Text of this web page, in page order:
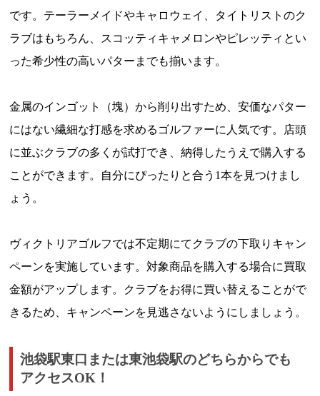
です。テーラーメイドやキャロウェイ、タイトリストのク
ラブはもちろん、スコッティキャメロンやピレッティとい
った希少性の高いパターまでも揃います。
金属のインゴット（塊）から削り出すため、安価なパター
にはない繊細な打感を求めるゴルファーに人気です。店頭
に並ぶクラブの多くが試打でき、納得したうえで購入する
ことができます。自分にぴったりと合う1本を見つけまし
ょう。
ヴィクトリアゴルフでは不定期にてクラブの下取りキャン
ペーンを実施しています。対象商品を購入する場合に買取
金額がアップします。クラブをお得に買い替えることがで
きるため、キャンペーンを見逃さないようにしましょう。
池袋駅東口または東池袋駅のどちらからでも
アクセスOK！